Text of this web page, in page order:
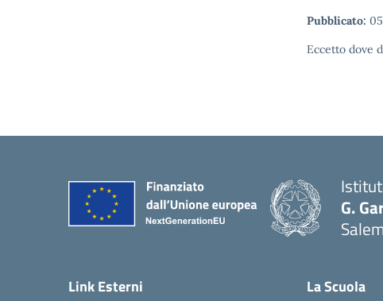
Pubblicato:
Eccetto dove
G.
Link Esterni La Scuola